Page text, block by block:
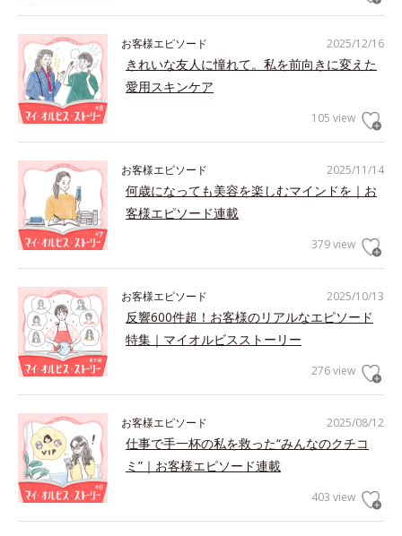
2025/12/16
お客様エピソード
きれいな友人に憧れて。私を前向きに変えた
愛用スキンケア
105 view
2025/11/14
お客様エピソード
何歳になっても美容を楽しむマインドを｜お
客様エピソード連載
379 view
2025/10/13
お客様エピソード
反響600件超！お客様のリアルなエピソード
特集｜マイオルビスストーリー
276 view
2025/08/12
お客様エピソード
仕事で手一杯の私を救った“みんなのクチコ
ミ”｜お客様エピソード連載
403 view